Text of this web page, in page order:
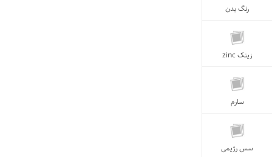
رنگ بدن
زینک zinc
سارم
سس رژیمی